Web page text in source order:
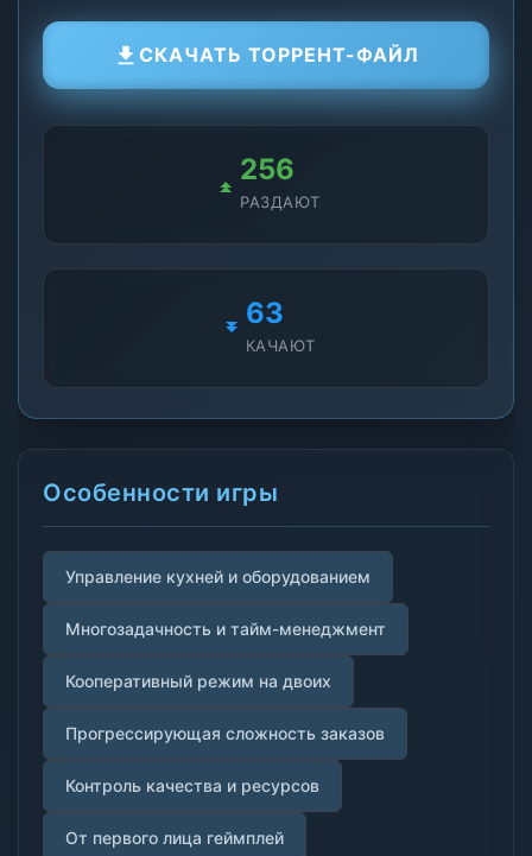
СКАЧАТЬ ТОРРЕНТ-ФАЙЛ
256
РАЗДАЮТ
63
КАЧАЮТ
Особенности игры
Управление кухней и оборудованием
Многозадачность и тайм-менеджмент
Кооперативный режим на двоих
Прогрессирующая сложность заказов
Контроль качества и ресурсов
От первого лица геймплей